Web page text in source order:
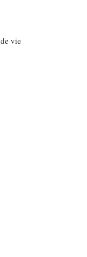
vie